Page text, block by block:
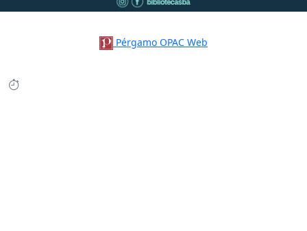
Pérgamo OPAC Web